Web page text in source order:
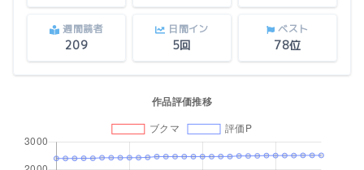
週間読者
209
日間イン
5回
ベスト
78位